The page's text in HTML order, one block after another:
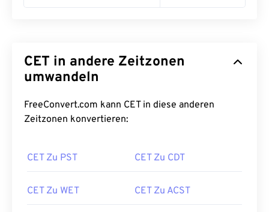
CET in andere Zeitzonen
umwandeln
FreeConvert.com kann CET in diese anderen
Zeitzonen konvertieren:
CET Zu PST CET Zu CDT
CET Zu WET CET Zu ACST